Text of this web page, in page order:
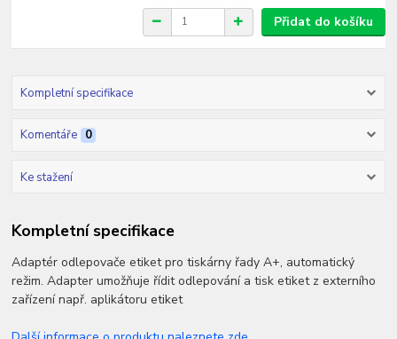
Přidat do košíku
Kompletní specifikace
Komentáře 0
Ke stažení
Kompletní specifikace
Adaptér odlepovače etiket pro tiskárny řady A+, automatický
režim. Adapter umožňuje řídit odlepování a tisk etiket z externího
zařízení např. aplikátoru etiket